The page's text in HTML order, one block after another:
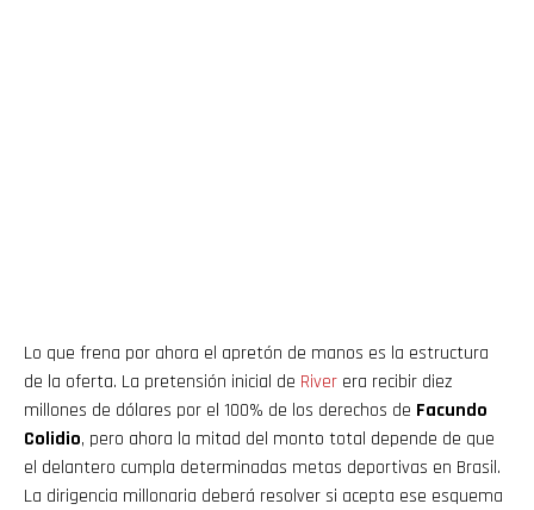
Lo que frena por ahora el apretón de manos es la estructura
de la oferta. La pretensión inicial de River era recibir diez
millones de dólares por el 100% de los derechos de Facundo
Colidio, pero ahora la mitad del monto total depende de que
el delantero cumpla determinadas metas deportivas en Brasil.
La dirigencia millonaria deberá resolver si acepta ese esquema